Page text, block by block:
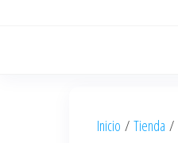
Inicio / Tienda /